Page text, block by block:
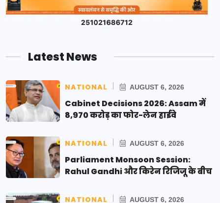
Latest News
NATIONAL AUGUST 6, 2026
Cabinet Decisions 2026: Assam में
8,970 करोड़ का फोर-लेन हाईवे
NATIONAL AUGUST 6, 2026
Parliament Monsoon Session:
Rahul Gandhi और किरेन रिजिजू के बीच
NATIONAL AUGUST 6, 2026